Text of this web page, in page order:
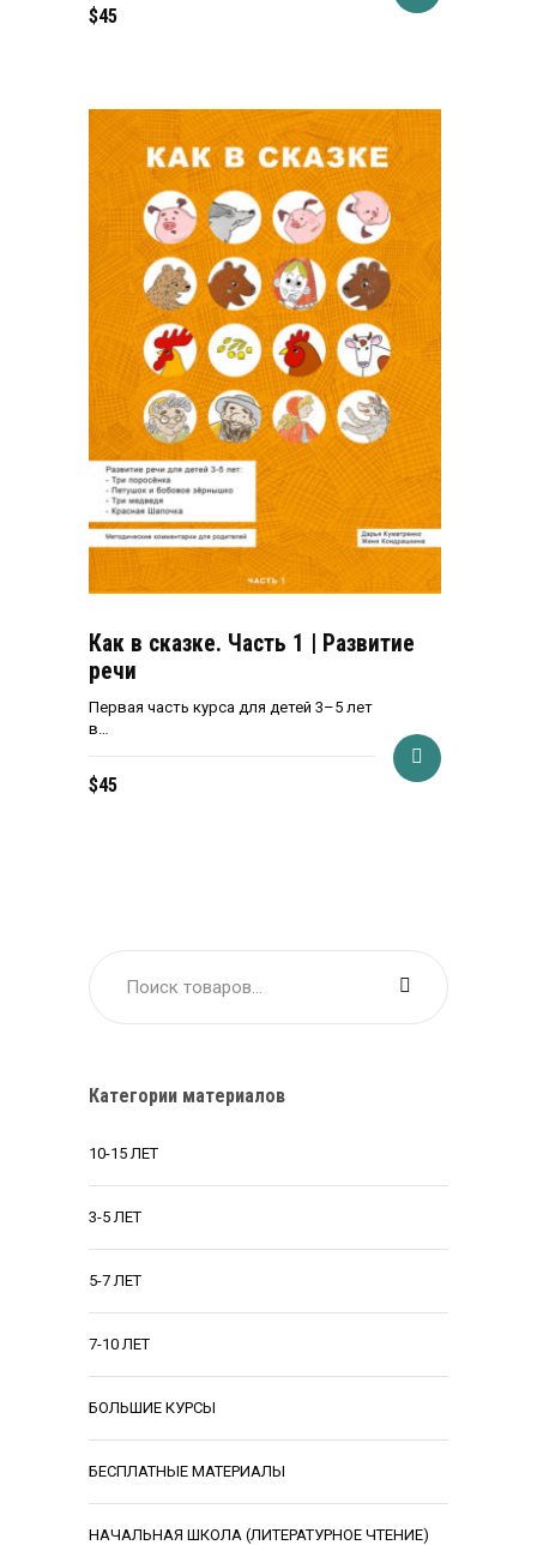
$45
Как в сказке. Часть 1 | Развитие
речи
Первая часть курса для детей 3–5 лет
в…
$45
Категории материалов
10-15 ЛЕТ
3-5 ЛЕТ
5-7 ЛЕТ
7-10 ЛЕТ
БОЛЬШИЕ КУРСЫ
БЕСПЛАТНЫЕ МАТЕРИАЛЫ
НАЧАЛЬНАЯ ШКОЛА (ЛИТЕРАТУРНОЕ ЧТЕНИЕ)